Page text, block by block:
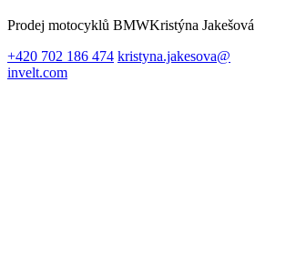
Prodej motocyklů BMWKristýna Jakešová
+420 702 186 474 kristyna.jakesova@
invelt.com